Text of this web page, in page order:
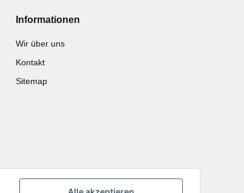
Informationen
Wir über uns
Kontakt
Sitemap